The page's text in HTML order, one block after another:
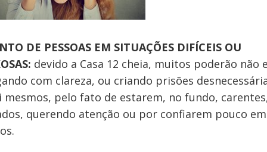
DE PESSOAS EM SITUAÇÕES DIFÍCEIS OU
devido a Casa 12 cheia, muitos poderão não
com clareza, ou criando prisões
mesmos, pelo fato de estarem, no fundo,
querendo atenção ou por confiarem pouco